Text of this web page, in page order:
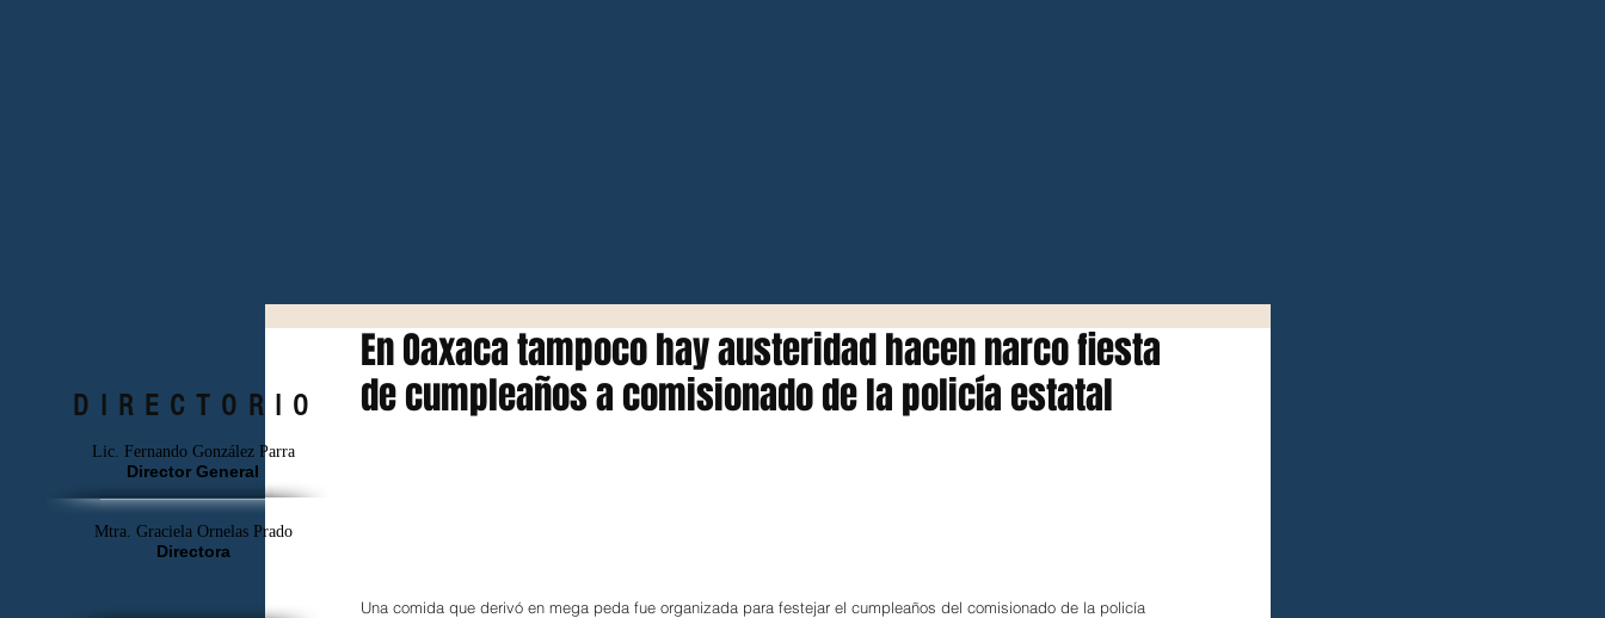
En Oaxaca tampoco hay austeridad hacen narco fiesta
de cumpleaños a comisionado de la policía estatal
Una comida que derivó en mega peda fue organizada para festejar el cumpleaños del comisionado de la policía
DIRECTORIO
Lic. Fernando González Parra
Director General
Mtra. Graciela Ornelas Prado
Directora